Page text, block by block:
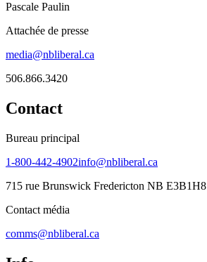
Pascale Paulin
Attachée de presse
media@nbliberal.ca
506.866.3420
Contact
Bureau principal
1-800-442-4902info@nbliberal.ca
715 rue Brunswick Fredericton NB E3B1H8
Contact média
comms@nbliberal.ca